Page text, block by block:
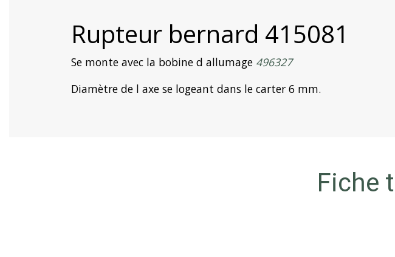
Rupteur bernard 415081
Se monte avec la bobine d allumage 496327
Diamètre de l axe se logeant dans le carter 6 mm.
Fiche